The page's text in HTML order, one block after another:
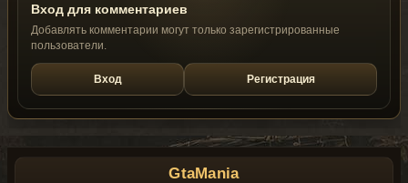
Вход для комментариев
Добавлять комментарии могут только зарегистрированные
пользователи.
Вход Регистрация
GtaMania